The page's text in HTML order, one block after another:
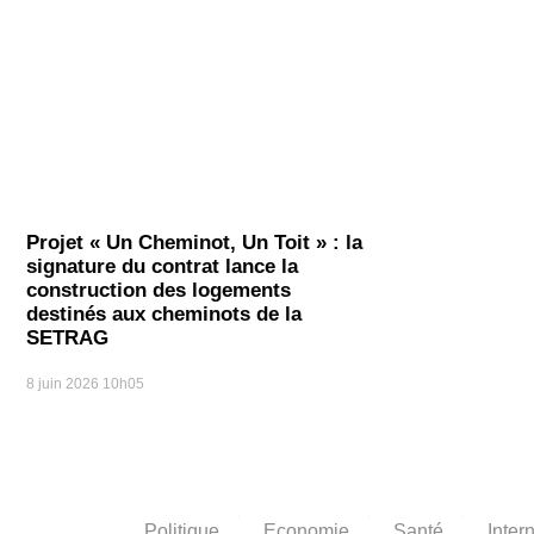
Projet « Un Cheminot, Un Toit » : la
signature du contrat lance la
construction des logements
destinés aux cheminots de la
SETRAG
8 juin 2026 10h05